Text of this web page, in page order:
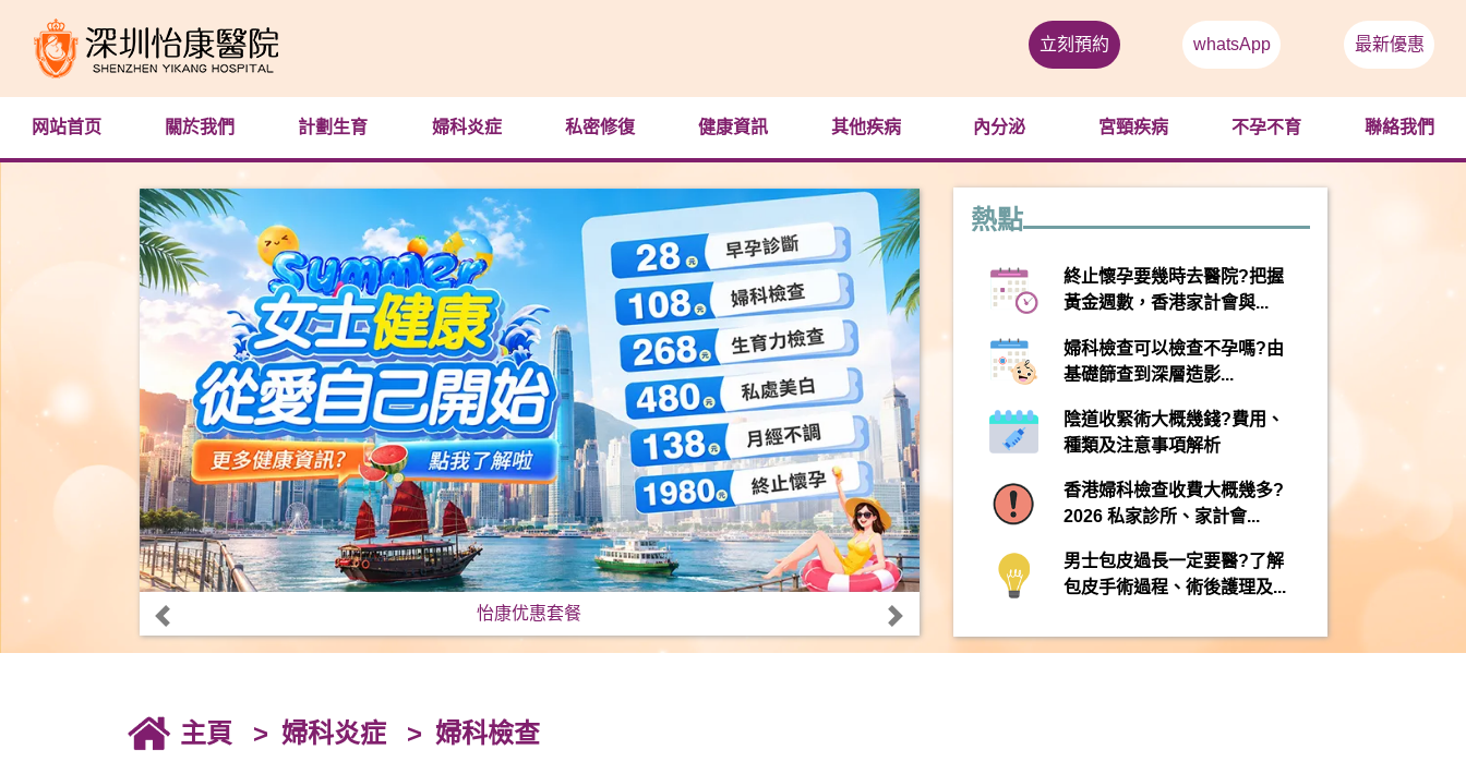
立刻預約 whatsApp 最新優惠
网站首页 關於我們 計劃生育 婦科炎症 私密修復 健康資訊 其他疾病 內分泌 宮頸疾病 不孕不育 聯絡我們
怡康优惠套餐
熱點
終止懷孕要幾時去醫院?把握
黃金週數，香港家計會與...
婦科檢查可以檢查不孕嗎?由
基礎篩查到深層造影...
陰道收緊術大概幾錢?費用、
種類及注意事項解析
香港婦科檢查收費大概幾多?
2026 私家診所、家計會...
男士包皮過長一定要醫?了解
包皮手術過程、術後護理及...
主頁 婦科炎症 婦科檢查